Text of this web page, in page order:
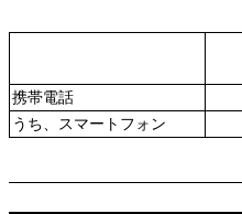
携帯電話
うち、スマートフォン